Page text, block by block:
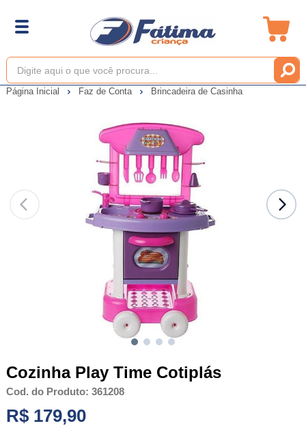
Página Inicial Faz de Conta Brincadeira de Casinha
Cozinha Play Time Cotiplás
Cod. do Produto: 361208
R$ 179,90